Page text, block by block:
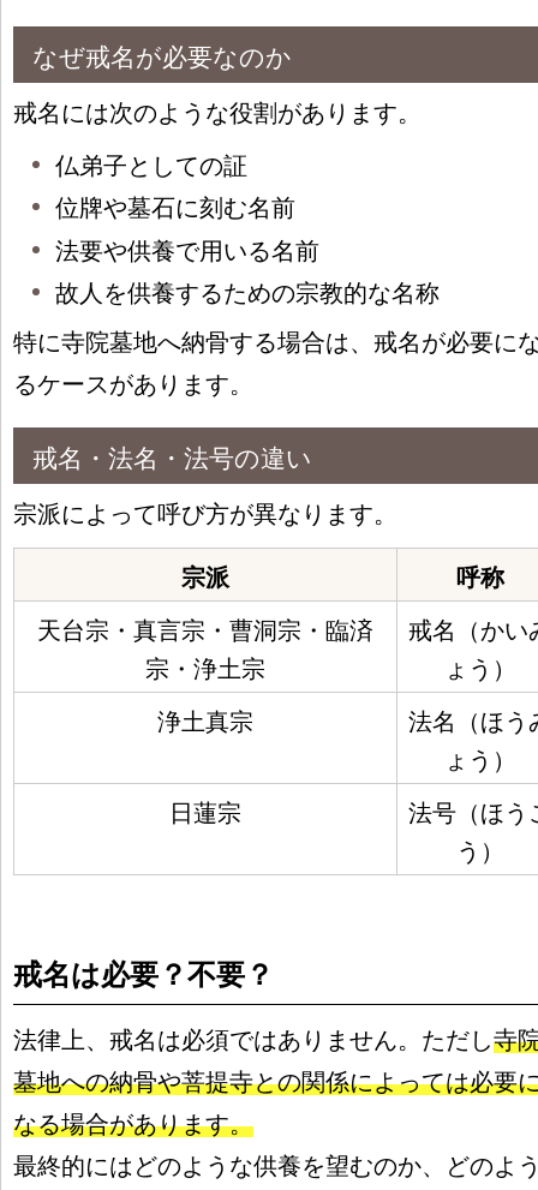
なぜ戒名が必要なのか
戒名には次のような役割があります。
仏弟子としての証
位牌や墓石に刻む名前
法要や供養で用いる名前
故人を供養するための宗教的な名称
特に寺院墓地へ納骨する場合は、戒名が必要に
るケースがあります。
戒名・法名・法号の違い
宗派によって呼び方が異なります。
宗派
呼称
天台宗・真言宗・曹洞宗・臨済
宗・浄土宗
戒名（かい
ょう）
浄土真宗
法名（ほう
ょう）
日蓮宗
法号（ほう
う）
戒名は必要？不要？
法律上、戒名は必須ではありません。ただし寺
墓地への納骨や菩提寺との関係によっては必要
なる場合があります。
最終的にはどのような供養を望むのか、どのよ